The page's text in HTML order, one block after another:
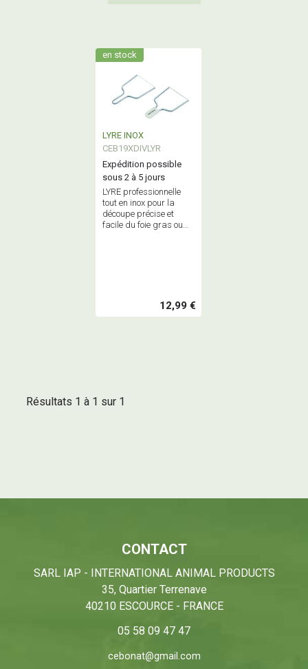
en stock
LYRE INOX
CEB19XDIVLYR
Expédition possible
sous 2 à 5 jours
LYRE professionnelle
tout en inox pour la
découpe précise et
facile du foie gras ou
12,99 €
Résultats 1 à 1 sur 1
CONTACT
SARL IAP - INTERNATIONAL ANIMAL PRODUCTS
35, Quartier Terrenave
40210 ESCOURCE - FRANCE
05 58 09 47 47
cebonat@gmail.com